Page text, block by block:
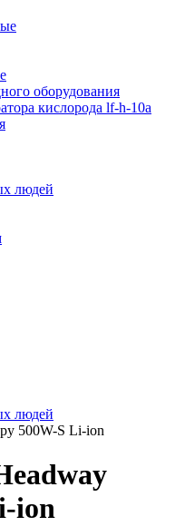
оборудования
кислорода lf-h-10a
людей
людей
500W-S Li-ion
ion